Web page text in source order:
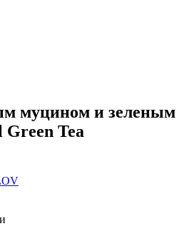
муцином и зеленым
Green Tea